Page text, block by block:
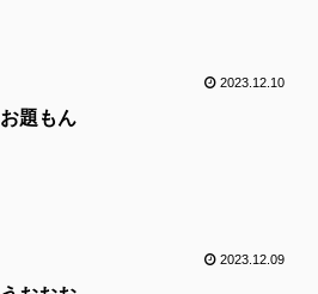
2023.12.10
お題もん
2023.12.09